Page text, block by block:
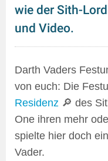
wie der Sith-
und Video.
Darth Vaders
von euch: Die
Residenz 🔎 des
One ihren mehr
spielte hier doch
Vader.